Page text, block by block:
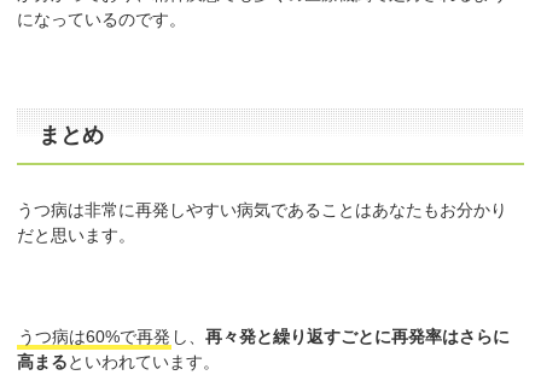
になっているのです。
まとめ
うつ病は非常に再発しやすい病気であることはあなたもお分かり
だと思います。
うつ病は60%で再発 し、再々発と繰り返すごとに再発率はさらに
高まるといわれています。